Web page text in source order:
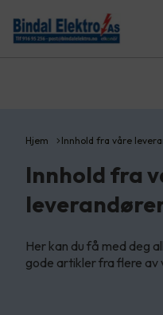
Hjem Innhold fra våre
Innhold fra
Her kan du få med deg
gode artikler fra flere av